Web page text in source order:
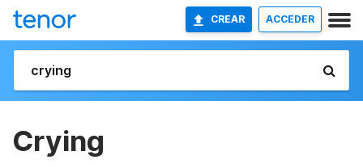
CREAR ACCEDER
Crying